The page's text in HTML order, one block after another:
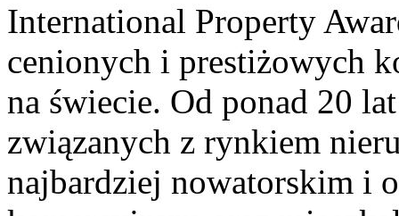
International Property
cenionych i prestiżowych
na świecie. Od ponad 20
związanych z rynkiem
najbardziej nowatorskim i